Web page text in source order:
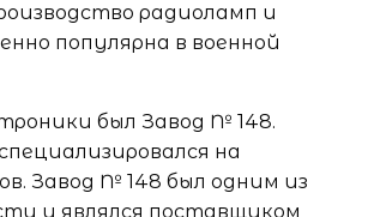
радиоламп и
популярна в военной
был Завод № 148.
на
Завод № 148 был одним из
и являлся поставщиком